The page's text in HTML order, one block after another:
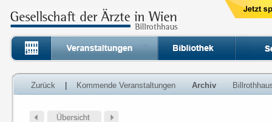
Zurück Kommende Veranstaltungen Archiv